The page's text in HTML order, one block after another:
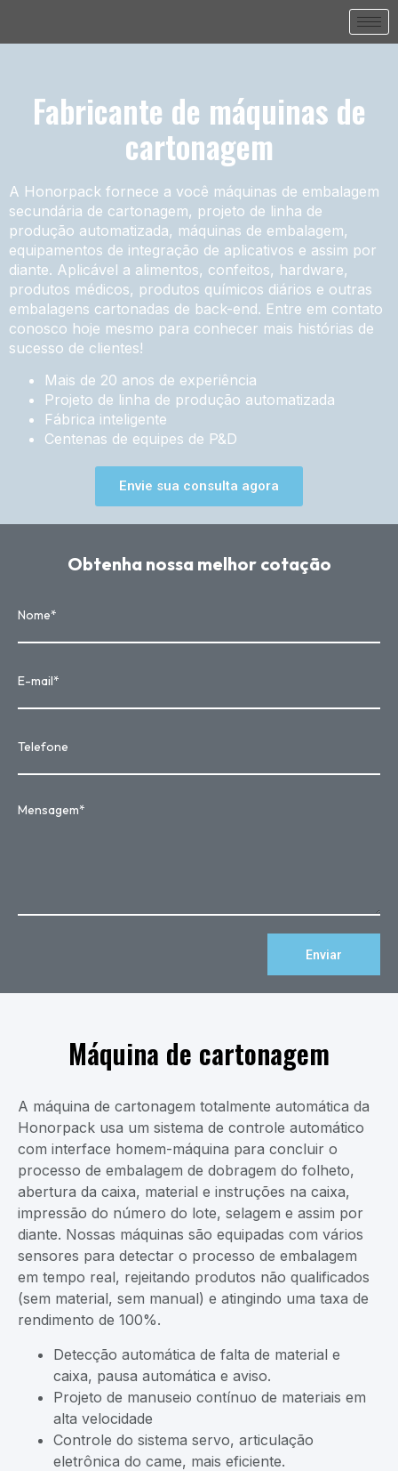
Fabricante de máquinas de
cartonagem
A Honorpack fornece a você máquinas de embalagem
secundária de cartonagem, projeto de linha de
produção automatizada, máquinas de embalagem,
equipamentos de integração de aplicativos e assim por
diante. Aplicável a alimentos, confeitos, hardware,
produtos médicos, produtos químicos diários e outras
embalagens cartonadas de back-end. Entre em contato
conosco hoje mesmo para conhecer mais histórias de
sucesso de clientes!
Mais de 20 anos de experiência
Projeto de linha de produção automatizada
Fábrica inteligente
Centenas de equipes de P&D
Envie sua consulta agora
Obtenha nossa melhor cotação
Enviar
Máquina de cartonagem
A máquina de cartonagem totalmente automática da
Honorpack usa um sistema de controle automático
com interface homem-máquina para concluir o
processo de embalagem de dobragem do folheto,
abertura da caixa, material e instruções na caixa,
impressão do número do lote, selagem e assim por
diante. Nossas máquinas são equipadas com vários
sensores para detectar o processo de embalagem
em tempo real, rejeitando produtos não qualificados
(sem material, sem manual) e atingindo uma taxa de
rendimento de 100%.
Detecção automática de falta de material e
caixa, pausa automática e aviso.
Projeto de manuseio contínuo de materiais em
alta velocidade
Controle do sistema servo, articulação
eletrônica do came, mais eficiente.